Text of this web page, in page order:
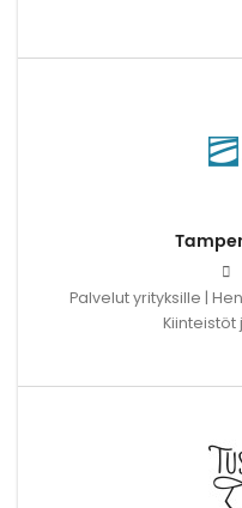
Palvelut yrityksille |
Kiinteistöt